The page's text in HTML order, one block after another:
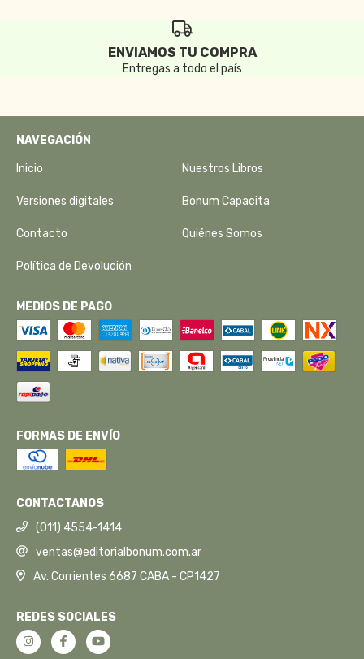
ENVIAMOS TU COMPRA
Entregas a todo el país
NAVEGACIÓN
Inicio Nuestros Libros
Versiones digitales Bonum Capacita
Contacto Quiénes Somos
Política de Devolución
MEDIOS DE PAGO
FORMAS DE ENVÍO
CONTACTANOS
(011) 4554-1414
ventas@editorialbonum.com.ar
Av. Corrientes 6687 CABA - CP1427
REDES SOCIALES